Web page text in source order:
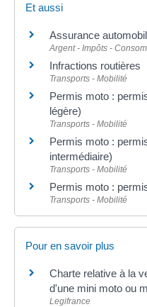
Et aussi
Assurance
Argent - Impôts -
Infractions routières
Transports - Mobilité
Permis moto :
légère)
Transports - Mobilité
Permis moto :
intermédiaire)
Transports - Mobilité
Permis moto :
Transports - Mobilité
Pour en savoir plus
Charte relative à la
d'une mini moto ou
Legifrance